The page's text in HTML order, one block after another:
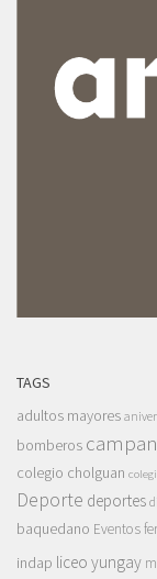
TAGS
adultos mayores
bomberos
colegio cholguan
Deporte deportes
baquedano Eventos
indap liceo yungay